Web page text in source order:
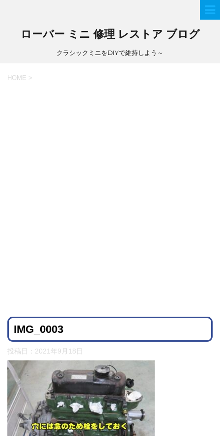
ローバー ミニ 修理 レストア ブログ
クラシックミニをDIYで維持しよう～
HOME >
IMG_0003
投稿日： 2021年9月18日